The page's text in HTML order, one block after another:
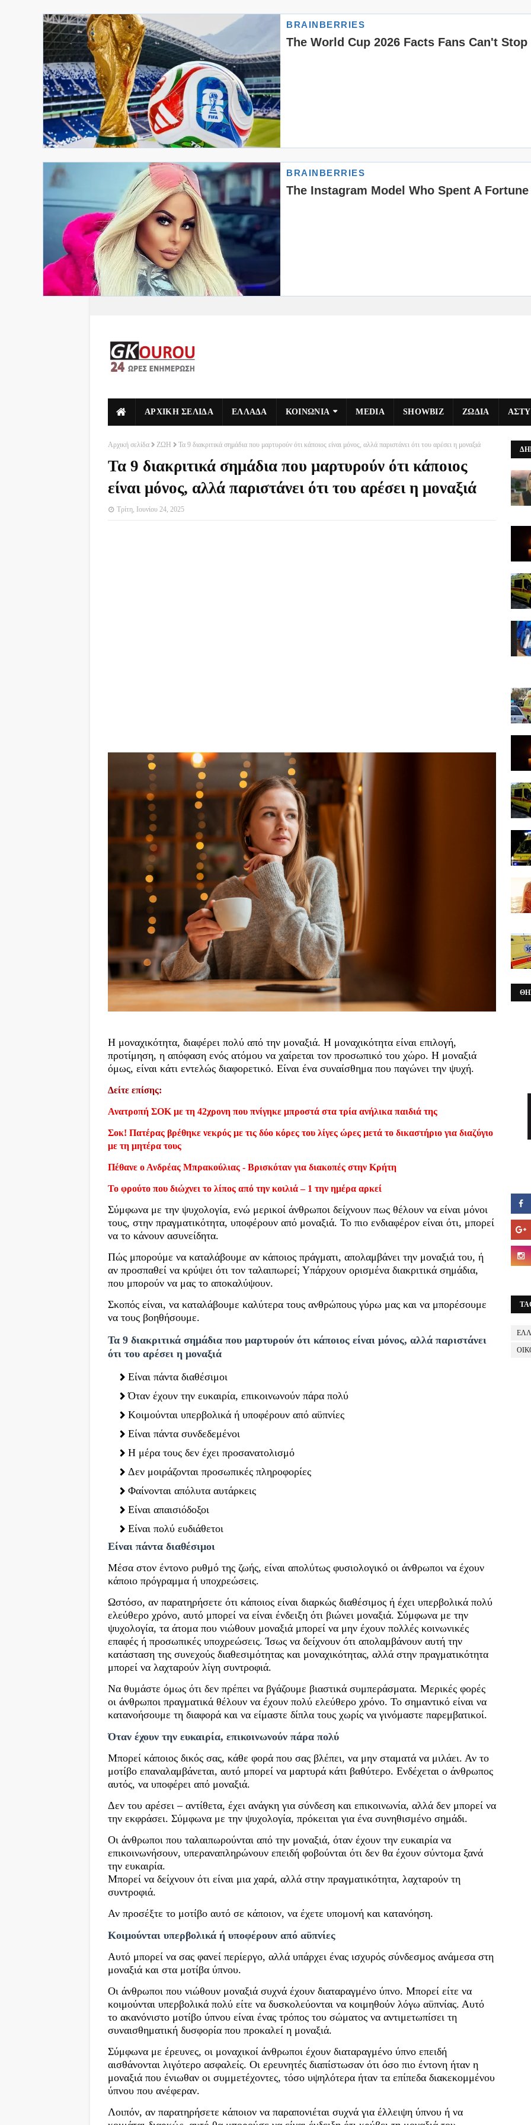
ΑΡΧΙΚΗ ΣΕΛΙΔΑ ΕΛΛΑΔΑ ΚΟΙΝΩΝΙΑ MEDIA SHOWBIZ ΖΩΔΙΑ
Αρχική σελίδα ΖΩΗ Τα 9 διακριτικά σημάδια που μαρτυρούν ότι κάποιος είναι μόνος, αλλά παριστάνει ότι του αρέσει η μοναξιά
Τα 9 διακριτικά σημάδια που μαρτυρούν ότι κάποιος
είναι μόνος, αλλά παριστάνει ότι του αρέσει η μοναξιά
Τρίτη, Ιουνίου 24, 2025
Η μοναχικότητα, διαφέρει πολύ από την μοναξιά. Η μοναχικότητα είναι επιλογή,
προτίμηση, η απόφαση ενός ατόμου να χαίρεται τον προσωπικό του χώρο. Η μοναξιά
όμως, είναι κάτι εντελώς διαφορετικό. Είναι ένα συναίσθημα που παγώνει την ψυχή.
Δείτε επίσης:
Ανατροπή ΣΟΚ με τη 42χρονη που πνίγηκε μπροστά στα τρία ανήλικα παιδιά της
Σοκ! Πατέρας βρέθηκε νεκρός με τις δύο κόρες του λίγες ώρες μετά το δικαστήριο για διαζύγιο
με τη μητέρα τους
Πέθανε ο Ανδρέας Μπρακούλιας - Βρισκόταν για διακοπές στην Κρήτη
Το φρούτο που διώχνει το λίπος από την κοιλιά – 1 την ημέρα αρκεί
Σύμφωνα με την ψυχολογία, ενώ μερικοί άνθρωποι δείχνουν πως θέλουν να είναι μόνοι
τους, στην πραγματικότητα, υποφέρουν από μοναξιά. Το πιο ενδιαφέρον είναι ότι, μπορεί
να το κάνουν ασυνείδητα.
Πώς μπορούμε να καταλάβουμε αν κάποιος πράγματι, απολαμβάνει την μοναξιά του, ή
αν προσπαθεί να κρύψει ότι τον ταλαιπωρεί; Υπάρχουν ορισμένα διακριτικά σημάδια,
που μπορούν να μας το αποκαλύψουν.
Σκοπός είναι, να καταλάβουμε καλύτερα τους ανθρώπους γύρω μας και να μπορέσουμε
να τους βοηθήσουμε.
Τα 9 διακριτικά σημάδια που μαρτυρούν ότι κάποιος είναι μόνος, αλλά παριστάνει
ότι του αρέσει η μοναξιά
Είναι πάντα διαθέσιμοι
Όταν έχουν την ευκαιρία, επικοινωνούν πάρα πολύ
Κοιμούνται υπερβολικά ή υποφέρουν από αϋπνίες
Είναι πάντα συνδεδεμένοι
Η μέρα τους δεν έχει προσανατολισμό
Δεν μοιράζονται προσωπικές πληροφορίες
Φαίνονται απόλυτα αυτάρκεις
Είναι απαισιόδοξοι
Είναι πολύ ευδιάθετοι
Είναι πάντα διαθέσιμοι
Μέσα στον έντονο ρυθμό της ζωής, είναι απολύτως φυσιολογικό οι άνθρωποι να έχουν
κάποιο πρόγραμμα ή υποχρεώσεις.
Ωστόσο, αν παρατηρήσετε ότι κάποιος είναι διαρκώς διαθέσιμος ή έχει υπερβολικά πολύ
ελεύθερο χρόνο, αυτό μπορεί να είναι ένδειξη ότι βιώνει μοναξιά. Σύμφωνα με την
ψυχολογία, τα άτομα που νιώθουν μοναξιά μπορεί να μην έχουν πολλές κοινωνικές
επαφές ή προσωπικές υποχρεώσεις. Ίσως να δείχνουν ότι απολαμβάνουν αυτή την
κατάσταση της συνεχούς διαθεσιμότητας και μοναχικότητας, αλλά στην πραγματικότητα
μπορεί να λαχταρούν λίγη συντροφιά.
Να θυμάστε όμως ότι δεν πρέπει να βγάζουμε βιαστικά συμπεράσματα. Μερικές φορές
οι άνθρωποι πραγματικά θέλουν να έχουν πολύ ελεύθερο χρόνο. Το σημαντικό είναι να
κατανοήσουμε τη διαφορά και να είμαστε δίπλα τους χωρίς να γινόμαστε παρεμβατικοί.
Όταν έχουν την ευκαιρία, επικοινωνούν πάρα πολύ
Μπορεί κάποιος δικός σας, κάθε φορά που σας βλέπει, να μην σταματά να μιλάει. Αν το
μοτίβο επαναλαμβάνεται, αυτό μπορεί να μαρτυρά κάτι βαθύτερο. Ενδέχεται ο άνθρωπος
αυτός, να υποφέρει από μοναξιά.
Δεν του αρέσει – αντίθετα, έχει ανάγκη για σύνδεση και επικοινωνία, αλλά δεν μπορεί να
την εκφράσει. Σύμφωνα με την ψυχολογία, πρόκειται για ένα συνηθισμένο σημάδι.
Οι άνθρωποι που ταλαιπωρούνται από την μοναξιά, όταν έχουν την ευκαιρία να
επικοινωνήσουν, υπεραναπληρώνουν επειδή φοβούνται ότι δεν θα έχουν σύντομα ξανά
την ευκαιρία.
Μπορεί να δείχνουν ότι είναι μια χαρά, αλλά στην πραγματικότητα, λαχταρούν τη
συντροφιά.
Αν προσέξτε το μοτίβο αυτό σε κάποιον, να έχετε υπομονή και κατανόηση.
Κοιμούνται υπερβολικά ή υποφέρουν από αϋπνίες
Αυτό μπορεί να σας φανεί περίεργο, αλλά υπάρχει ένας ισχυρός σύνδεσμος ανάμεσα στη
μοναξιά και στα μοτίβα ύπνου.
Οι άνθρωποι που νιώθουν μοναξιά συχνά έχουν διαταραγμένο ύπνο. Μπορεί είτε να
κοιμούνται υπερβολικά πολύ είτε να δυσκολεύονται να κοιμηθούν λόγω αϋπνίας. Αυτό
το ακανόνιστο μοτίβο ύπνου είναι ένας τρόπος του σώματος να αντιμετωπίσει τη
συναισθηματική δυσφορία που προκαλεί η μοναξιά.
Σύμφωνα με έρευνες, οι μοναχικοί άνθρωποι έχουν διαταραγμένο ύπνο επειδή
αισθάνονται λιγότερο ασφαλείς. Οι ερευνητές διαπίστωσαν ότι όσο πιο έντονη ήταν η
μοναξιά που ένιωθαν οι συμμετέχοντες, τόσο υψηλότερα ήταν τα επίπεδα διακεκομμένου
ύπνου που ανέφεραν.
Λοιπόν, αν παρατηρήσετε κάποιον να παραπονιέται συχνά για έλλειψη ύπνου ή να